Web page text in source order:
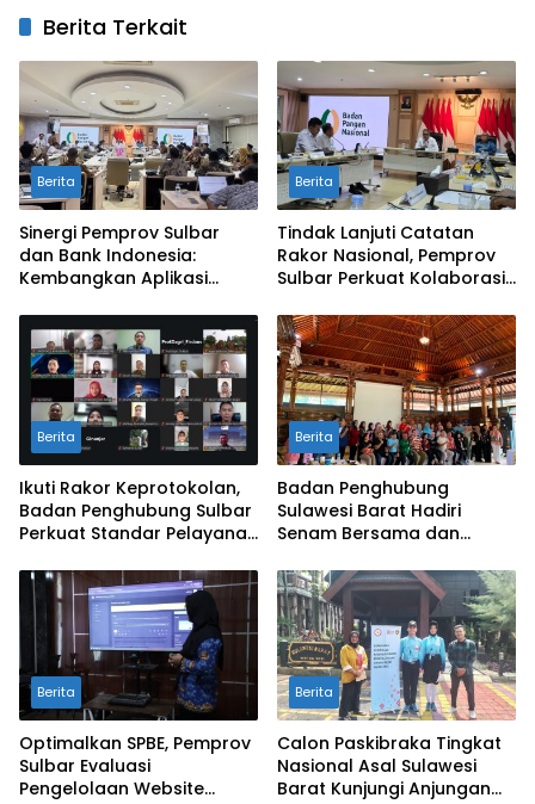
Berita Terkait
Berita
Sinergi Pemprov Sulbar
dan Bank Indonesia:
Kembangkan Aplikasi
Harga Pangan
Berita
Tindak Lanjuti Catatan
Rakor Nasional, Pemprov
Sulbar Perkuat Kolaborasi
BSPS
Berita
Ikuti Rakor Keprotokolan,
Badan Penghubung Sulbar
Perkuat Standar Pelayanan
Berita
Badan Penghubung
Sulawesi Barat Hadiri
Senam Bersama dan
dengan Anjungan Daerah
Berita
Optimalkan SPBE, Pemprov
Sulbar Evaluasi
Pengelolaan Website
Berita
Calon Paskibraka Tingkat
Nasional Asal Sulawesi
Barat Kunjungi Anjungan